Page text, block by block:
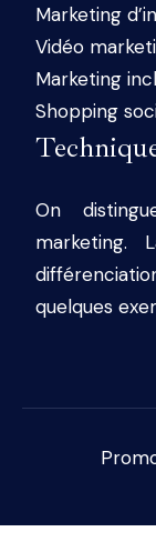
Marketing
Vidéo
Marketing
Shopping
On
marketing.
quelques